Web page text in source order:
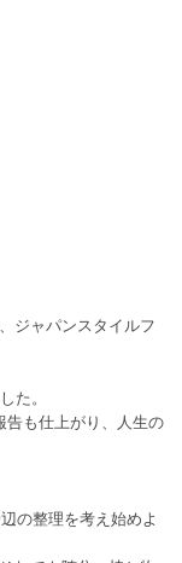
ジャパンスタイルフ
た。
告も仕上がり、人生の
の整理を考え始めよ